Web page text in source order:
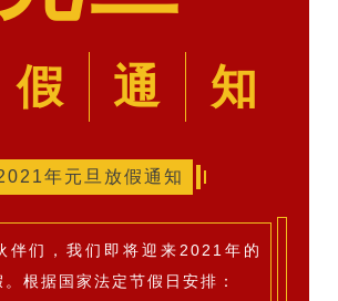
假 通 知
年元旦放假通知
伴们，我们即将迎来2021年的
根据国家法定节假日安排：